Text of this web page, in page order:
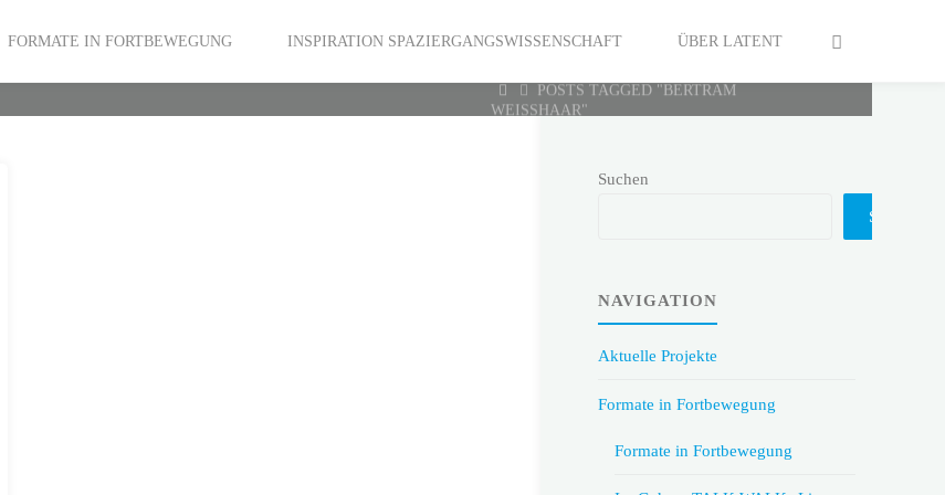
FORMATE IN FORTBEWEGUNG INSPIRATION SPAZIERGANGSWISSENSCHAFT ÜBER LATENT
HOMEPOSTS TAGGED "BERTRAM
WEISSHAAR"
Suchen
Suchen
NAVIGATION
Aktuelle Projekte
Formate in Fortbewegung
Formate in Fortbewegung